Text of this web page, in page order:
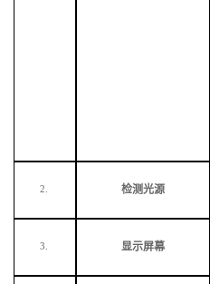
2. 检测光源
3. 显示屏幕